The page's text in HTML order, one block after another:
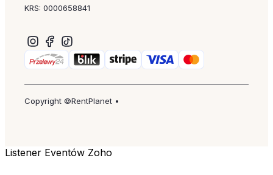
KRS: 0000658841
Copyright ©RentPlanet •
Listener Eventów Zoho